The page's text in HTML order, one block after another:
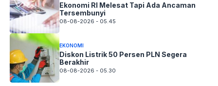
Ekonomi RI Melesat Tapi Ada Ancaman
Tersembunyi
08-08-2026 - 05.45
EKONOMI
Diskon Listrik 50 Persen PLN Segera
Berakhir
08-08-2026 - 05.30